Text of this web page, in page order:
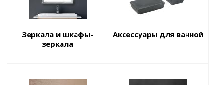
Зеркала и шкафы-
зеркала
Аксессуары для ванной